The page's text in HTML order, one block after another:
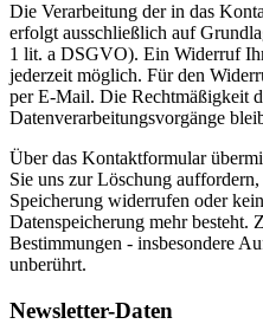
Die Verarbeitung der in das
erfolgt ausschließlich auf
1 lit. a DSGVO). Ein Widerruf
jederzeit möglich. Für den
per E-Mail. Die Rechtmäßigkeit
Datenverarbeitungsvorgänge
Über das Kontaktformular
Sie uns zur Löschung
Speicherung widerrufen oder
Datenspeicherung mehr besteht.
Bestimmungen - insbesondere
unberührt.
Newsletter-Daten